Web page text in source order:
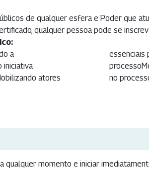
de qualquer esfera e Poder que
qualquer pessoa pode se
a
iniciativa
atores
do
os gargalos
empresasMódulo
de
qualquer momento e iniciar